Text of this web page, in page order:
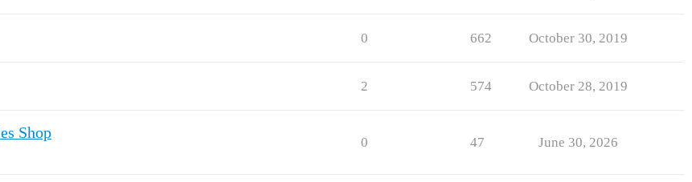
0 662 October 30, 2019
2 574 October 28, 2019
Shop
0 47 June 30, 2026